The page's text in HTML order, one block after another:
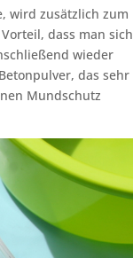
wird zusätzlich zum
dass man sich
wieder
das sehr
Mundschutz